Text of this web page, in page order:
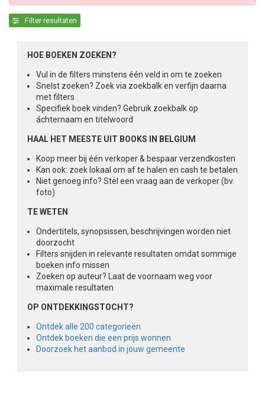
Filter resultaten
HOE BOEKEN ZOEKEN?
Vul in de filters minstens één veld in om te zoeken
Snelst zoeken? Zoek via zoekbalk en verfijn daarna
met filters
Specifiek boek vinden? Gebruik zoekbalk op
áchternaam en titelwoord
HAAL HET MEESTE UIT BOOKS IN BELGIUM
Koop meer bij één verkoper & bespaar verzendkosten
Kan ook: zoek lokaal om af te halen en cash te betalen
Niet genoeg info? Stel een vraag aan de verkoper (bv.
foto)
TE WETEN
Ondertitels, synopsissen, beschrijvingen worden niet
doorzocht
Filters snijden in relevante resultaten omdat sommige
boeken info missen
Zoeken op auteur? Laat de voornaam weg voor
maximale resultaten
OP ONTDEKKINGSTOCHT?
Ontdek alle 200 categorieën
Ontdek boeken die een prijs wonnen
Doorzoek het aanbod in jouw gemeente